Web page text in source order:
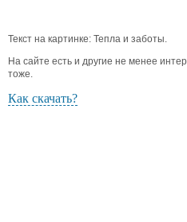
Текст на картинке: Тепла и заботы.
На сайте есть и другие не менее
тоже.
Как скачать?